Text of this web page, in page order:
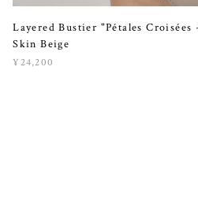
Layered Bustier "Pétales
Skin Beige
¥24,200